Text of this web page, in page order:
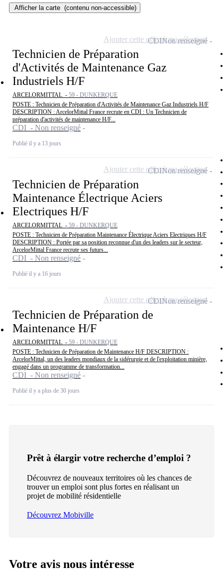
Afficher la carte (contenu non-accessible)
Technicien de Préparation
d'Activités de Maintenance Gaz
Industriels H/F
ARCELORMITTAL - 59 - DUNKERQUE
POSTE : Technicien de Préparation d'Activités de Maintenance Gaz Industriels H/F
DESCRIPTION : ArcelorMittal France recrute en CDI : Un Technicien de
préparation d'activités de maintenance H/F...
CDI - Non renseigné
Publié il y a 13 jours
CDINon renseigné
Ajouter cette offre à ma sélection
Technicien de Préparation
Maintenance Électrique Aciers
Electriques H/F
ARCELORMITTAL - 59 - DUNKERQUE
POSTE : Technicien de Préparation Maintenance Électrique Aciers Electriques H/F
DESCRIPTION : Portée par sa position reconnue d'un des leaders sur le secteur,
ArcelorMittal France recrute ses futurs...
CDI - Non renseigné
Publié il y a 16 jours
CDINon renseigné
Ajouter cette offre à ma sélection
Technicien de Préparation de
Maintenance H/F
ARCELORMITTAL - 59 - DUNKERQUE
POSTE : Technicien de Préparation de Maintenance H/F DESCRIPTION :
ArcelorMittal, un des leaders mondiaux de la sidérurgie et de l'exploitation minière,
engagé dans un programme de transformation...
CDI - Non renseigné
Publié il y a plus de 30 jours
CDINon renseigné
Ajouter cette offre à ma sélection
Prêt à élargir votre recherche d’emploi ?
Découvrez de nouveaux territoires où les chances de
trouver un emploi sont plus fortes en réalisant un
projet de mobilité résidentielle
Découvrez Mobiville
Votre avis nous intéresse